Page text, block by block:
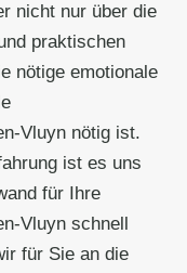
nicht nur über die
praktischen
nötige emotionale
Vluyn nötig ist.
ist es uns
für Ihre
Vluyn schnell
für Sie an die